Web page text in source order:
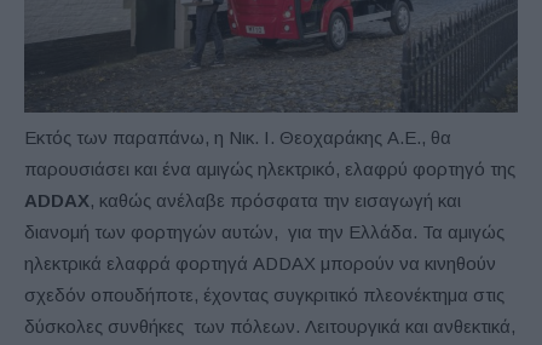
Εκτός των παραπάνω, η Νικ. Ι. Θεοχαράκης Α.Ε., θα
παρουσιάσει και ένα αμιγώς ηλεκτρικό, ελαφρύ φορτηγό της
ADDAX, καθώς ανέλαβε πρόσφατα την εισαγωγή και
διανομή των φορτηγών αυτών, για την Ελλάδα. Τα αμιγώς
ηλεκτρικά ελαφρά φορτηγά ADDAX μπορούν να κινηθούν
σχεδόν οπουδήποτε, έχοντας συγκριτικό πλεονέκτημα στις
δύσκολες συνθήκες των πόλεων. Λειτουργικά και ανθεκτικά,